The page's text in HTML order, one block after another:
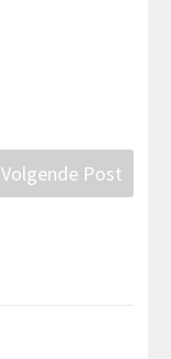
Volgende Post